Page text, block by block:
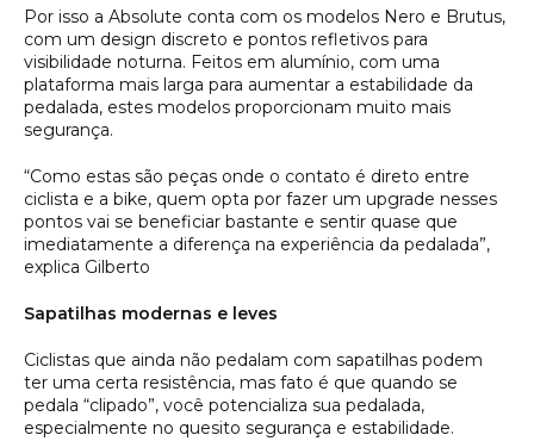
Por isso a Absolute conta com os modelos Nero e Brutus,
com um design discreto e pontos refletivos para
visibilidade noturna. Feitos em alumínio, com uma
plataforma mais larga para aumentar a estabilidade da
pedalada, estes modelos proporcionam muito mais
segurança.
“Como estas são peças onde o contato é direto entre
ciclista e a bike, quem opta por fazer um upgrade nesses
pontos vai se beneficiar bastante e sentir quase que
imediatamente a diferença na experiência da pedalada”,
explica Gilberto
Sapatilhas modernas e leves
Ciclistas que ainda não pedalam com sapatilhas podem
ter uma certa resistência, mas fato é que quando se
pedala “clipado”, você potencializa sua pedalada,
especialmente no quesito segurança e estabilidade.